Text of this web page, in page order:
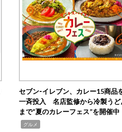
セブン‐イレブン、カレー15商品
一斉投入 名店監修から冷製うど
まで“夏のカレーフェス”を開催中
グルメ